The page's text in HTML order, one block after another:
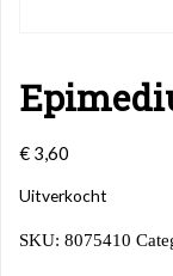
€ 3,60
Uitverkocht
SKU: 8075410